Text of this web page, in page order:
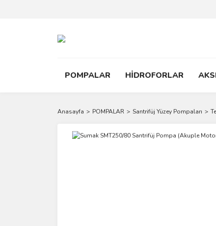
POMPALAR HİDROFORLAR
Anasayfa POMPALAR Santrifüj Yüzey Pompaları